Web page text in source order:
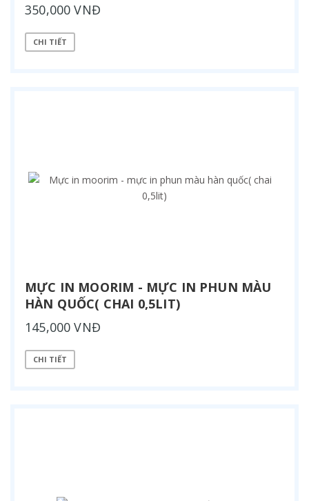
350,000 VNĐ
CHI TIẾT
MỰC IN MOORIM - MỰC IN PHUN MÀU
HÀN QUỐC( CHAI 0,5LIT)
145,000 VNĐ
CHI TIẾT